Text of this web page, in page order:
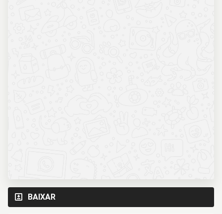
BAIXAR